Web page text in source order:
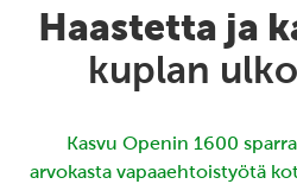
Haastetta ja
kuplan
Kasvu Openin 1600
arvokasta vapaaehtoistyötä